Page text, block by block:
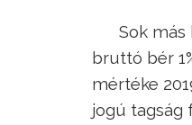
Sok más
bruttó bér
mértéke
jogú tagság